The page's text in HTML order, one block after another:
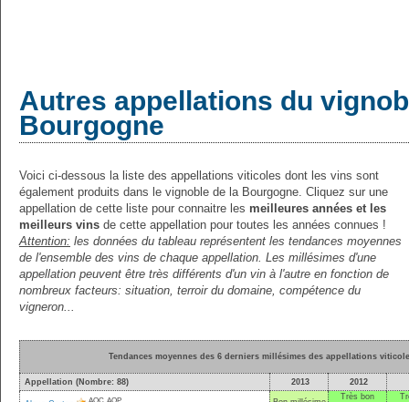
Autres appellations du
Bourgogne
Voici ci-dessous la liste des appellations viticoles dont les vins sont
également produits dans le vignoble de la Bourgogne. Cliquez sur une
appellation de cette liste pour connaitre les meilleures années et les
meilleurs vins de cette appellation pour toutes les années connues !
Attention: les données du tableau représentent les tendances moyennes
de l'ensemble des vins de chaque appellation. Les millésimes d'une
appellation peuvent être très différents d'un vin à l'autre en fonction de
nombreux facteurs: situation, terroir du domaine, compétence du
vigneron...
Tendances moyennes des 6 derniers millésimes des appellations
Appellation (Nombre: 88) 2013 2012
Très bon